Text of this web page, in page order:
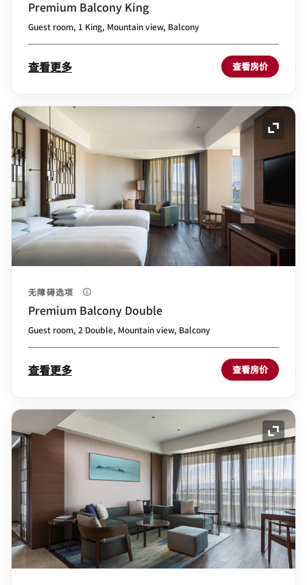
Premium Balcony King
Guest room, 1 King, Mountain view, Balcony
查看更多 查看房价
展开
无障碍选项
Premium Balcony Double
Guest room, 2 Double, Mountain view, Balcony
查看更多 查看房价
展开